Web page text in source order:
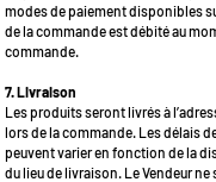
modes de paiement disponibles
de la commande est débité au
commande.
7. Livraison
Les produits seront livrés à
lors de la commande. Les délais
peuvent varier en fonction de la
du lieu de livraison. Le Vendeur ne